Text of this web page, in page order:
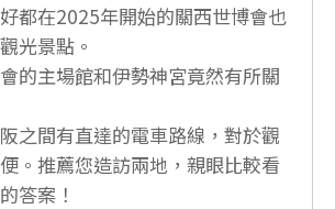
都在2025年開始的關西世博會也
光景點。
的主場館和伊勢神宮竟然有所關
之間有直達的電車路線，對於觀
。推薦您造訪兩地，親眼比較看
答案！